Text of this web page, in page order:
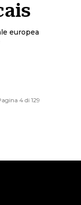
europea
4 di 129